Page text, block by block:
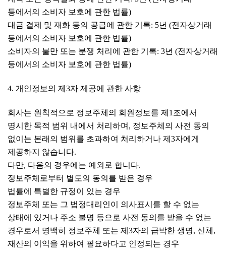
등에서의 소비자 보호에 관한 법률)
대금 결제 및 재화 등의 공급에 관한 기록: 5년 (전자상거래
등에서의 소비자 보호에 관한 법률)
소비자의 불만 또는 분쟁 처리에 관한 기록: 3년 (전자상거래
등에서의 소비자 보호에 관한 법률)
4. 개인정보의 제3자 제공에 관한 사항
회사는 원칙적으로 정보주체의 회원정보를 제1조에서
명시한 목적 범위 내에서 처리하며, 정보주체의 사전 동의
없이는 본래의 범위를 초과하여 처리하거나 제3자에게
제공하지 않습니다.
다만, 다음의 경우에는 예외로 합니다.
정보주체로부터 별도의 동의를 받은 경우
법률에 특별한 규정이 있는 경우
정보주체 또는 그 법정대리인이 의사표시를 할 수 없는
상태에 있거나 주소 불명 등으로 사전 동의를 받을 수 없는
경우로서 명백히 정보주체 또는 제3자의 급박한 생명, 신체,
재산의 이익을 위하여 필요하다고 인정되는 경우